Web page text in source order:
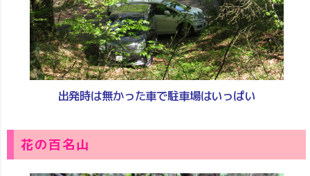
出発時は無かった車で駐車場はいっぱい
花の百名山